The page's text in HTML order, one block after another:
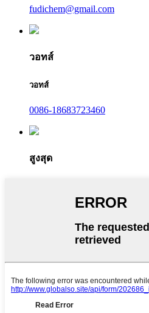
fudichem@gmail.com
วอทส์
วอทส์
0086-18683723460
สูงสุด